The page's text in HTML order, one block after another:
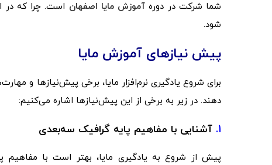
شما شرکت در دوره آموزش مایا اصفهان است. چرا که در
شود.
پیش نیازهای آموزش مایا
برای شروع یادگیری نرم‌افزار مایا، برخی پیش‌نیازها و
دهند. در زیر به برخی از این پیش‌نیازها اشاره می‌کنیم:
1. آشنایی با مفاهیم پایه گرافیک سه‌بعدی
پیش از شروع به یادگیری مایا، بهتر است با مفاهیم